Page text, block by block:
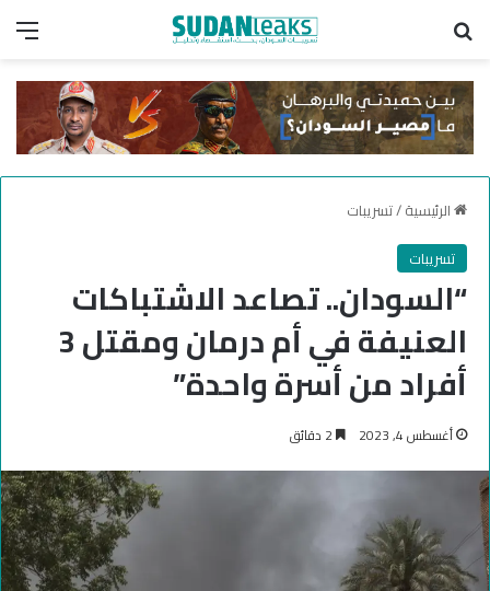
الرئيسية/تسريبات
تسريبات
“السودان.. تصاعد الاشتباكات
العنيفة في أم درمان ومقتل 3
أفراد من أسرة واحدة”
أغسطس 4, 2023